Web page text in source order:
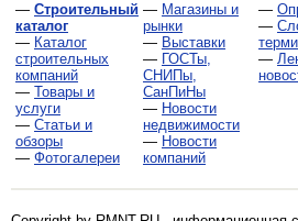
— Строительный
каталог
— Каталог
строительных
компаний
— Товары и
услуги
— Статьи и
обзоры
— Фотогалереи
— Магазины и
рынки
— Выставки
— ГОСТы,
СНИПы,
СанПиНы
— Новости
недвижимости
— Новости
компаний
—
—
—